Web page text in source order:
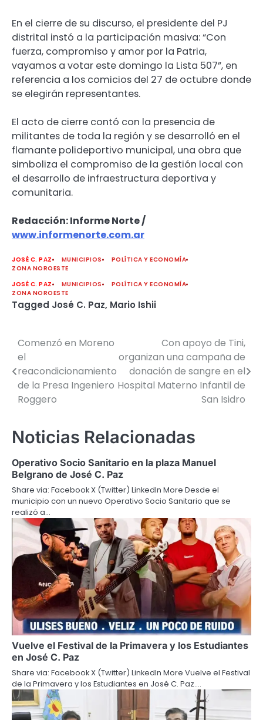
En el cierre de su discurso, el presidente del PJ
distrital instó a la participación masiva: “Con
fuerza, compromiso y amor por la Patria,
vayamos a votar este domingo la Lista 507”, en
referencia a los comicios del 27 de octubre donde
se elegirán representantes.
El acto de cierre contó con la presencia de
militantes de toda la región y se desarrolló en el
flamante polideportivo municipal, una obra que
simboliza el compromiso de la gestión local con
el desarrollo de infraestructura deportiva y
comunitaria.
Redacción: Informe Norte /
www.informenorte.com.ar
JOSÉ C. PAZ MUNICIPIOS
POLÍTICA Y ECONOMÍA
ZONA NOROESTE
JOSÉ C. PAZ
MUNICIPIOS
POLÍTICA Y ECONOMÍA
ZONA NOROESTE
Tagged José C. Paz, Mario Ishii
Navegación
de
entradas
Comenzó en Moreno
el
reacondicionamiento
de la Presa Ingeniero
Roggero
Con apoyo de Tini,
organizan una campaña de
donación de sangre en el
Hospital Materno Infantil de
San Isidro
Noticias Relacionadas
Operativo Socio Sanitario en la plaza Manuel
Belgrano de José C. Paz
Share via: Facebook X (Twitter) LinkedIn More Desde el
municipio con un nuevo Operativo Socio Sanitario que se
realizó a…
Vuelve el Festival de la Primavera y los Estudiantes
en José C. Paz
Share via: Facebook X (Twitter) LinkedIn More Vuelve el Festival
de la Primavera y los Estudiantes en José C. Paz.…